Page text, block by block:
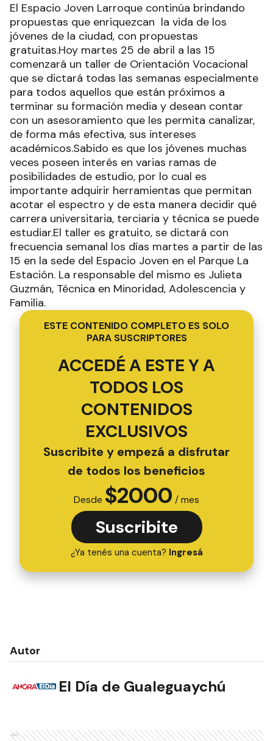
El Espacio Joven Larroque continúa brindando
propuestas que enriquezcan la vida de los
jóvenes de la ciudad, con propuestas
gratuitas.Hoy martes 25 de abril a las 15
comenzará un taller de Orientación Vocacional
que se dictará todas las semanas especialmente
para todos aquellos que están próximos a
terminar su formación media y desean contar
con un asesoramiento que les permita canalizar,
de forma más efectiva, sus intereses
académicos.Sabido es que los jóvenes muchas
veces poseen interés en varias ramas de
posibilidades de estudio, por lo cual es
importante adquirir herramientas que permitan
acotar el espectro y de esta manera decidir qué
carrera universitaria, terciaria y técnica se puede
estudiar.El taller es gratuito, se dictará con
frecuencia semanal los días martes a partir de las
15 en la sede del Espacio Joven en el Parque La
Estación. La responsable del mismo es Julieta
Guzmán, Técnica en Minoridad, Adolescencia y
Familia.
ESTE CONTENIDO COMPLETO ES SOLO
PARA SUSCRIPTORES
ACCEDÉ A ESTE Y A
TODOS LOS
CONTENIDOS
EXCLUSIVOS
Suscribite y empezá a disfrutar
de todos los beneficios
Desde $2000 / mes
Suscribite
¿Ya tenés una cuenta? Ingresá
Autor
El Día de Gualeguaychú
Ads